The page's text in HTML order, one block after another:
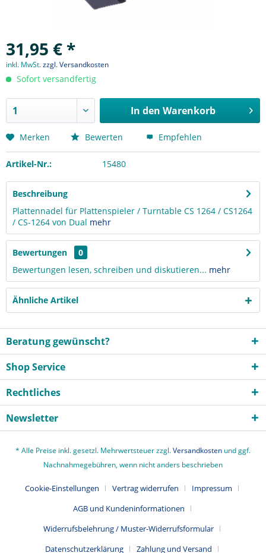
31,95 € *
inkl. MwSt.zzgl. Versandkosten
Sofort versandfertig
In den Warenkorb
Merken Bewerten Empfehlen
Artikel-Nr.: 15480
Beschreibung
Plattennadel für Plattenspieler / Turntable CS 1264 / CS1264
/ CS-1264 von Dual mehr
Bewertungen
0
Bewertungen lesen, schreiben und diskutieren... mehr
Ähnliche Artikel
Beratung gewünscht?
Shop Service
Rechtliches
Newsletter
* Alle Preise inkl. gesetzl. Mehrwertsteuer zzgl.Versandkosten und ggf.
Nachnahmegebühren, wenn nicht anders beschrieben
Cookie-Einstellungen Vertrag widerrufen
Impressum
AGB und Kundeninformationen
Widerrufsbelehrung / Muster-Widerrufsformular
Datenschutzerklärung
Zahlung und Versand